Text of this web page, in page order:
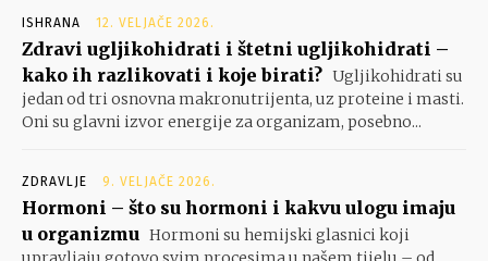
ISHRANA 12. VELJAČE 2026.
Zdravi ugljikohidrati i štetni ugljikohidrati –
kako ih razlikovati i koje birati? Ugljikohidrati su
jedan od tri osnovna makronutrijenta, uz proteine i masti.
Oni su glavni izvor energije za organizam, posebno...
ZDRAVLJE 9. VELJAČE 2026.
Hormoni – što su hormoni i kakvu ulogu imaju
u organizmu Hormoni su hemijski glasnici koji